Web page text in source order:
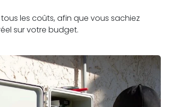
les coûts, afin que vous sachiez
sur votre budget.